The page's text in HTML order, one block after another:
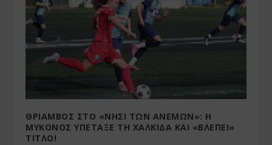
ΘΡΙΑΜΒΟΣ ΣΤΟ «ΝΗΣΙ ΤΩΝ ΑΝΕΜΩΝ»: Η
ΜΥΚΟΝΟΣ ΥΠΕΤΑΞΕ ΤΗ ΧΑΛΚΙΔΑ ΚΑΙ «ΒΛΕΠΕΙ»
ΤΙΤΛΟ!